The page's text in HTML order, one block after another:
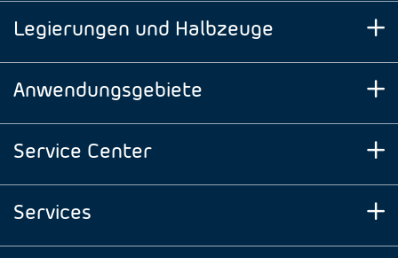
Legierungen und Halbzeuge
Anwendungsgebiete
Service Center
Services